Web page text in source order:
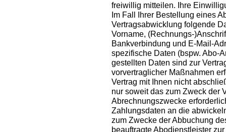
freiwillig mitteilen. Ihre
Im Fall Ihrer Bestellung eines
Vertragsabwicklung folgende
Vorname, (Rechnungs-
Bankverbindung und E-Mail-
spezifische Daten (bspw. Abo-
gestellten Daten sind zur
vorvertraglicher Maßnahmen
Vertrag mit Ihnen nicht
nur soweit das zum Zweck der
Abrechnungszwecke
Zahlungsdaten an die
zum Zwecke der Abbuchung
beauftragte Abodienstleister